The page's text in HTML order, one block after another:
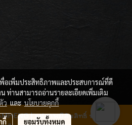
| รูปภาพมีลิขสิทธิ์ ห้ามมิให้
พื่อเพิ่มประสิทธิภาพและประสบการณ์ที่ดี
ท่านสามารถอ่านรายละเอียดเพิ่มเติม
วและนโยบายคุกกี้
กี้ ยอมรับทั้งหมด